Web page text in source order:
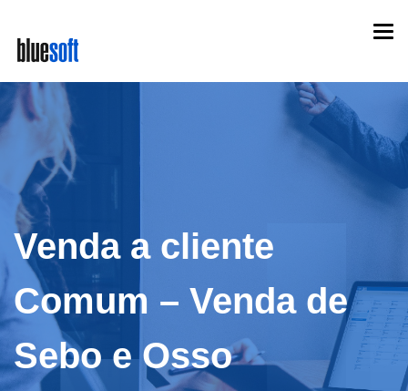
main
content
Venda a cliente
Comum – Venda de
Sebo e Osso